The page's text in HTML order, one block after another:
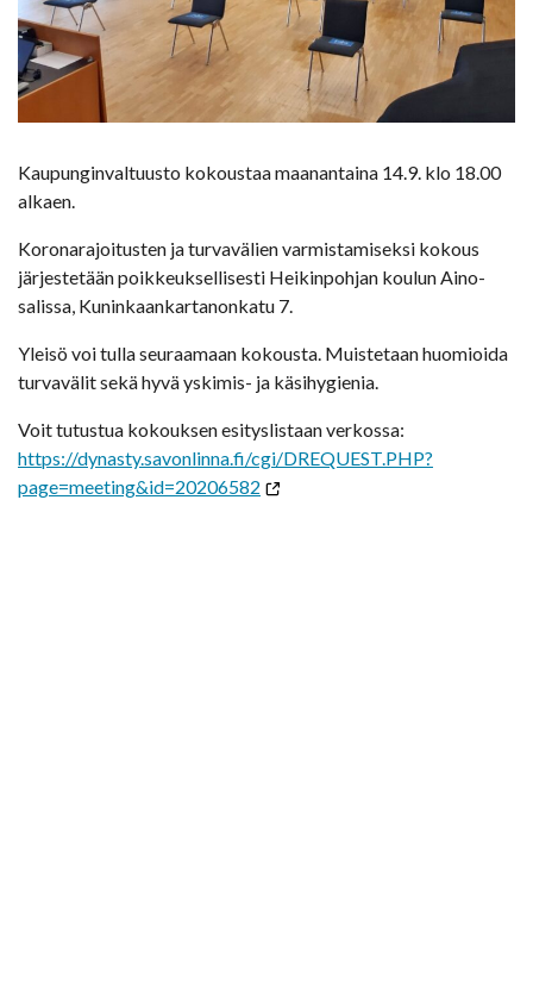
Kaupunginvaltuusto kokoustaa maanantaina 14.9. klo 18.00
alkaen.
Koronarajoitusten ja turvavälien varmistamiseksi kokous
järjestetään poikkeuksellisesti Heikinpohjan koulun Aino-
salissa, Kuninkaankartanonkatu 7.
Yleisö voi tulla seuraamaan kokousta. Muistetaan huomioida
turvavälit sekä hyvä yskimis- ja käsihygienia.
Voit tutustua kokouksen esityslistaan verkossa:
https://dynasty.savonlinna.fi/cgi/DREQUEST.PHP?
page=meeting&id=20206582